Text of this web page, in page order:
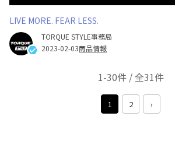
LIVE MORE. FEAR LESS.
TORQUE STYLE事務局
2023-02-03商品情報
1-30件 / 全31件
1 2 ›